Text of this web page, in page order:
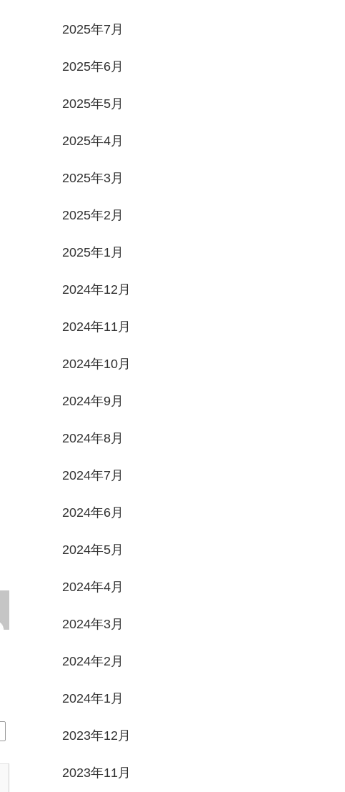
2025年7月
2025年6月
2025年5月
2025年4月
2025年3月
2025年2月
2025年1月
2024年12月
2024年11月
2024年10月
2024年9月
2024年8月
2024年7月
2024年6月
2024年5月
2024年4月
2024年3月
2024年2月
2024年1月
2023年12月
2023年11月